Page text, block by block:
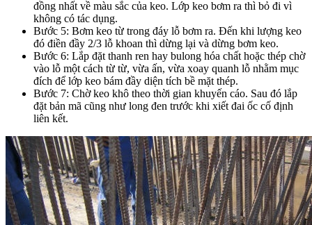
đồng nhất về màu sắc của keo. Lớp keo bơm ra thì bỏ đi vì
không có tác dụng.
Bước 5: Bơm keo từ trong đáy lỗ bơm ra. Đến khi lượng keo
đó điền đầy 2/3 lỗ khoan thì dừng lại và dừng bơm keo.
Bước 6: Lắp đặt thanh ren hay bulong hóa chất hoặc thép chờ
vào lỗ một cách từ từ, vừa ấn, vừa xoay quanh lỗ nhằm mục
đích để lớp keo bám đầy diện tích bề mặt thép.
Bước 7: Chờ keo khô theo thời gian khuyến cáo. Sau đó lắp
đặt bản mã cũng như long đen trước khi xiết đai ốc cố định
liên kết.